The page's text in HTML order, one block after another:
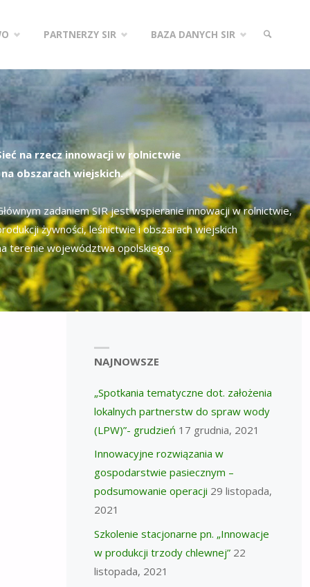
PARTNERZY SIR BAZA DANYCH SIR
SZUKAJ
na rzecz innowacji w rolnictwie
obszarach wiejskich.
zadaniem SIR jest wspieranie innowacji w rolnictwie,
żywności, leśnictwie i obszarach wiejskich
terenie województwa opolskiego.
NAJNOWSZE
„Spotkania tematyczne dot. założenia
lokalnych partnerstw do spraw wody
(LPW)”- grudzień 17 grudnia, 2021
Innowacyjne rozwiązania w
gospodarstwie pasiecznym –
podsumowanie operacji 29 listopada,
2021
Szkolenie stacjonarne pn. „Innowacje
w produkcji trzody chlewnej” 22
listopada, 2021